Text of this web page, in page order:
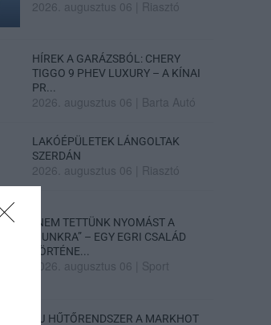
2026. augusztus 06 Riasztó
HÍREK A GARÁZSBÓL: CHERY
TIGGO 9 PHEV LUXURY – A KÍNAI
PR...
2026. augusztus 06 Barta Autó
LAKÓÉPÜLETEK LÁNGOLTAK
SZERDÁN
2026. augusztus 06 Riasztó
„NEM TETTÜNK NYOMÁST A
FIUNKRA” – EGY EGRI CSALÁD
TÖRTÉNE...
2026. augusztus 06 Sport
ÚJ HŰTŐRENDSZER A MARKHOT